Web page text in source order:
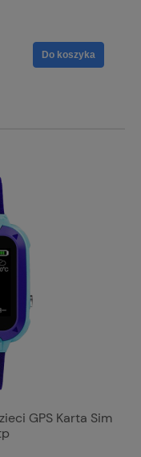
Do koszyka
GPS Karta Sim